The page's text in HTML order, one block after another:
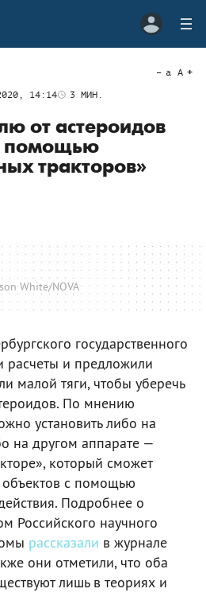
14:14 3 МИН.
a A
от астероидов
помощью
тракторов»
White/NOVA
государственного
расчеты и предложили
малой тяги, чтобы уберечь
По мнению
установить либо на
на другом аппарате —
который сможет
объектов с помощью
Подробнее о
Российского научного
рассказали в журнале
они отметили, что оба
лишь в теориях и